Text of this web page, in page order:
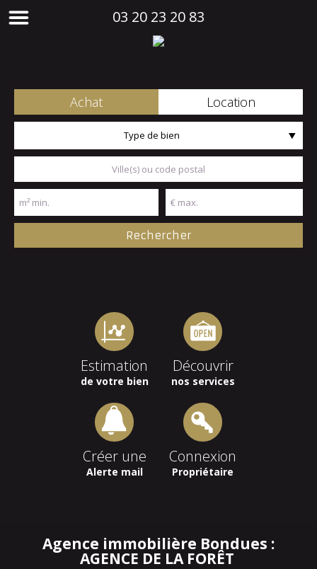
03 20 23 20 83
Achat Location
Type de bien
Estimation
de votre bien
Découvrir
nos services
Créer une
Alerte mail
Connexion
Propriétaire
Agence immobilière Bondues :
AGENCE DE LA FORÊT